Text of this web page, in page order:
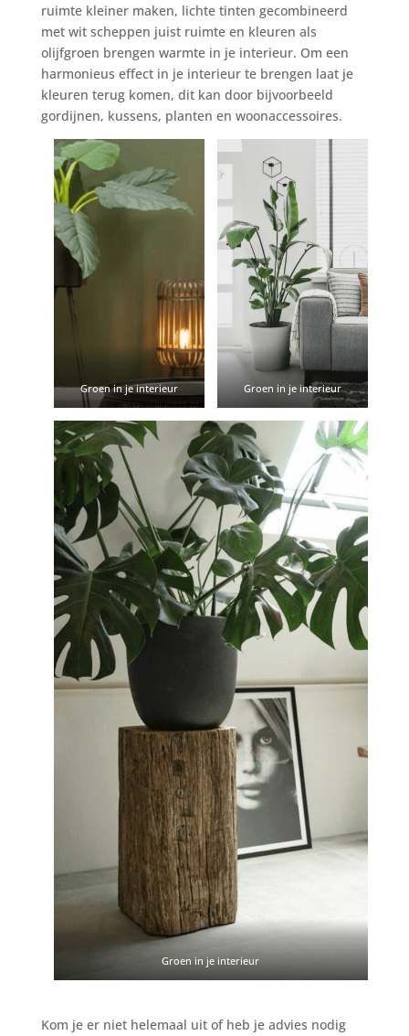
ruimte kleiner maken, lichte tinten gecombineerd
met wit scheppen juist ruimte en kleuren als
olijfgroen brengen warmte in je interieur. Om een
harmonieus effect in je interieur te brengen laat je
kleuren terug komen, dit kan door bijvoorbeeld
gordijnen, kussens, planten en woonaccessoires.
Groen in je interieur Groen in je interieur
Groen in je interieur
Kom je er niet helemaal uit of heb je advies nodig